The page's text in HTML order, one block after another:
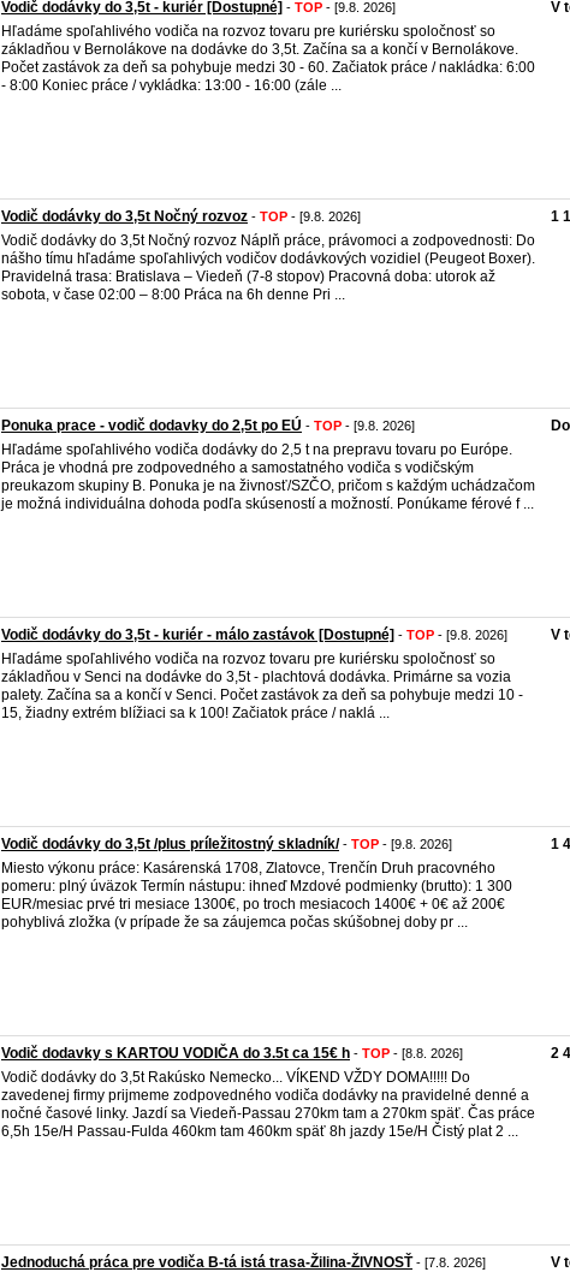
Vodič dodávky do 3,5t - kuriér [Dostupné] - TOP - [9.8. 2026]
Hľadáme spoľahlivého vodiča na rozvoz tovaru pre kuriérsku spoločnosť so
základňou v Bernolákove na dodávke do 3,5t. Začína sa a končí v Bernolákove.
Počet zastávok za deň sa pohybuje medzi 30 - 60. Začiatok práce / nakládka: 6:00
- 8:00 Koniec práce / vykládka: 13:00 - 16:00 (zále ...
V
Vodič dodávky do 3,5t Nočný rozvoz - TOP - [9.8. 2026]
Vodič dodávky do 3,5t Nočný rozvoz Náplň práce, právomoci a zodpovednosti: Do
nášho tímu hľadáme spoľahlivých vodičov dodávkových vozidiel (Peugeot Boxer).
Pravidelná trasa: Bratislava – Viedeň (7-8 stopov) Pracovná doba: utorok až
sobota, v čase 02:00 – 8:00 Práca na 6h denne Pri ...
1
Ponuka prace - vodič dodavky do 2,5t po EÚ - TOP - [9.8. 2026]
Hľadáme spoľahlivého vodiča dodávky do 2,5 t na prepravu tovaru po Európe.
Práca je vhodná pre zodpovedného a samostatného vodiča s vodičským
preukazom skupiny B. Ponuka je na živnosť/SZČO, pričom s každým uchádzačom
je možná individuálna dohoda podľa skúseností a možností. Ponúkame férové f ...
Vodič dodávky do 3,5t - kuriér - málo zastávok [Dostupné] - TOP - [9.8. 2026]
Hľadáme spoľahlivého vodiča na rozvoz tovaru pre kuriérsku spoločnosť so
základňou v Senci na dodávke do 3,5t - plachtová dodávka. Primárne sa vozia
palety. Začína sa a končí v Senci. Počet zastávok za deň sa pohybuje medzi 10 -
15, žiadny extrém blížiaci sa k 100! Začiatok práce / naklá ...
V
Vodič dodávky do 3,5t /plus príležitostný skladník/- TOP - [9.8. 2026]
Miesto výkonu práce: Kasárenská 1708, Zlatovce, Trenčín Druh pracovného
pomeru: plný úväzok Termín nástupu: ihneď Mzdové podmienky (brutto): 1 300
EUR/mesiac prvé tri mesiace 1300€, po troch mesiacoch 1400€ + 0€ až 200€
pohyblivá zložka (v prípade že sa záujemca počas skúšobnej doby pr ...
1
Vodič dodavky s KARTOU VODIČA do 3.5t ca 15€ h - TOP - [8.8. 2026]
Vodič dodávky do 3,5t Rakúsko Nemecko... VÍKEND VŽDY DOMA!!!!! Do
zavedenej firmy prijmeme zodpovedného vodiča dodávky na pravidelné denné a
nočné časové linky. Jazdí sa Viedeň-Passau 270km tam a 270km späť. Čas práce
6,5h 15e/H Passau-Fulda 460km tam 460km späť 8h jazdy 15e/H Čistý plat 2 ...
2
Jednoduchá práca pre vodiča B-tá istá trasa-Žilina-ŽIVNOSŤ- [7.8. 2026] V